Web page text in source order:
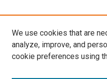
We use cookies that are
analyze, improve, and
cookie preferences using